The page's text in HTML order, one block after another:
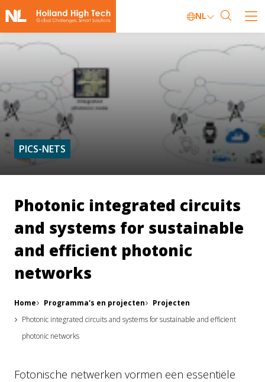
NL
PICS-NETS
Photonic integrated circuits
and systems for sustainable
and efficient photonic
networks
Home Programma's en projecten
Projecten
Photonic integrated circuits and systems for sustainable and efficient
photonic networks
Fotonische netwerken vormen een essentiële